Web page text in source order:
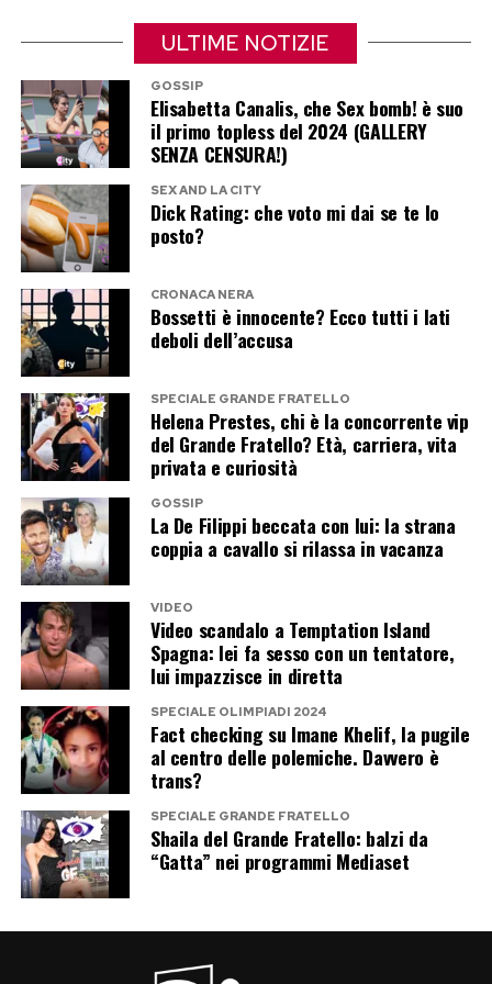
per mantenere la calma a bordo
Una volta varco il gate e arrivati alla propria
poltrona, la gestione immediata del disagio si
sposta sulla regolazione dell’attenzione. È
molto utile informare subito il personale di
bordo del proprio stato emotivo: le hostess e gli
steward ricevono un addestramento specifico
per rassicurare i passeggeri ansiosi e monitorare
il loro benessere durante la traversata.
Durante le fasi di decollo o in presenza di
turbolenze, gli esperti consigliano di evitare di
fissare i segnali luminosi o le reazioni degli altri
passeggeri, concentrandosi invece su stimoli
distraenti a forte impatto visivo o auditivo,
come la visione di un film, l’ascolto di musica a
basso volume o la lettura. Focalizzare il pensiero
sull’obiettivo finale del viaggio e sul piacere
della destinazione aiuta la corteccia cerebrale
razionale a riprendere il sopravvento sulla
risposta emotiva della paura.
Post Views: 264
ULTIME NOTIZIE
GOSSIP
Elisabetta Canalis, che Sex bomb! è suo
il primo topless del 2024 (GALLERY
SENZA CENSURA!)
SEX AND LA CITY
Dick Rating: che voto mi dai se te lo
posto?
CRONACA NERA
Bossetti è innocente? Ecco tutti i lati
deboli dell’accusa
SPECIALE GRANDE FRATELLO
Helena Prestes, chi è la concorrente vip
del Grande Fratello? Età, carriera, vita
privata e curiosità
GOSSIP
La De Filippi beccata con lui: la strana
coppia a cavallo si rilassa in vacanza
VIDEO
Video scandalo a Temptation Island
Spagna: lei fa sesso con un tentatore,
lui impazzisce in diretta
SPECIALE OLIMPIADI 2024
Fact checking su Imane Khelif, la pugile
al centro delle polemiche. Davvero è
trans?
SPECIALE GRANDE FRATELLO
Shaila del Grande Fratello: balzi da
“Gatta” nei programmi Mediaset